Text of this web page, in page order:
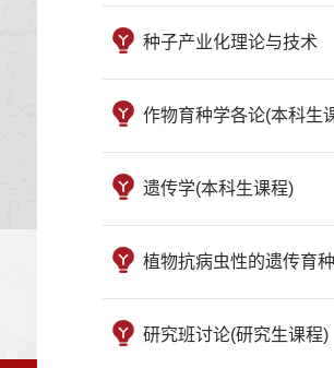
种子产业化理论与技术
作物育种学各论(本科生
遗传学(本科生课程)
植物抗病虫性的遗传育
研究班讨论(研究生课程)